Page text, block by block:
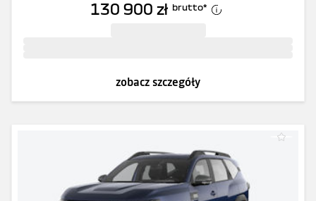
130 900 zł brutto*
zobacz szczegóły